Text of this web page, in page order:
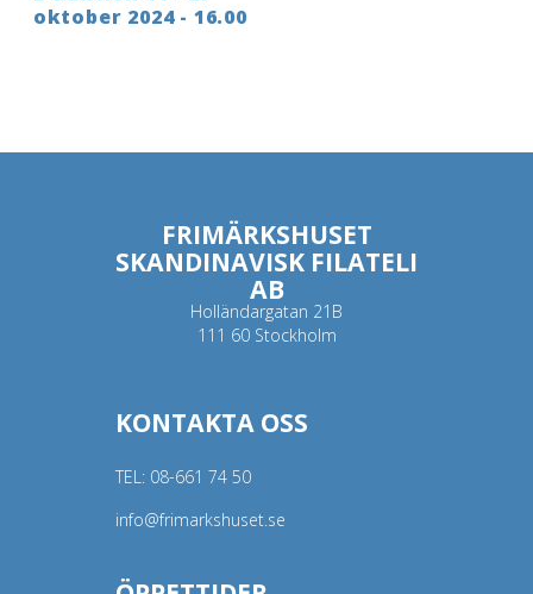
oktober 2024 - 16.00
FRIMÄRKSHUSET
SKANDINAVISK FILATELI
AB
Holländargatan 21B
111 60 Stockholm
KONTAKTA OSS
TEL: 08-661 74 50
info@frimarkshuset.se